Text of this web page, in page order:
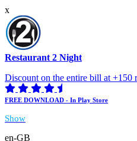
x
Restaurant 2 Night
Discount on the entire bill at +150
FREE DOWNLOAD - In Play Store
Show
en-GB